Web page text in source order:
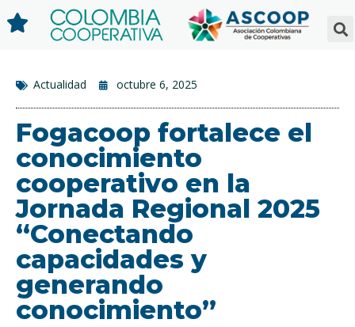
Actualidad octubre 6, 2025
Fogacoop fortalece el
conocimiento
cooperativo en la
Jornada Regional 2025
“Conectando
capacidades y
generando
conocimiento”